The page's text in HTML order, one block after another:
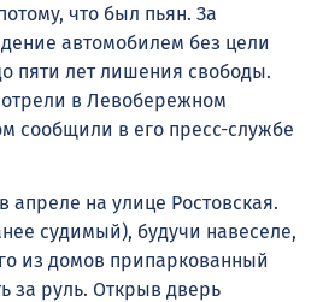
что был пьян. За
автомобилем без цели
пяти лет лишения свободы.
в Левобережном
сообщили в его пресс-службе
на улице Ростовская.
судимый), будучи навеселе,
из домов припаркованный
за руль. Открыв дверь